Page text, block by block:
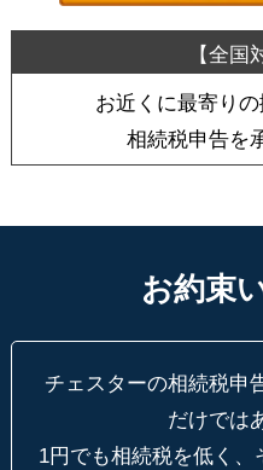
お近くに最寄り
相続税申告を
お約束
チェスターの相続税申
だけでは
1円でも相続税を低く